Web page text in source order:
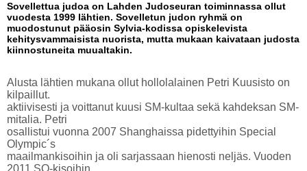
Sovellettua judoa on Lahden Judoseuran toiminnassa ollut
vuodesta 1999 lähtien. Sovelletun judon ryhmä on
muodostunut pääosin Sylvia-kodissa opiskelevista
kehitysvammaisista nuorista, mutta mukaan kaivataan judosta
kiinnostuneita muualtakin.
Alusta lähtien mukana ollut hollolalainen Petri Kuusisto on
kilpaillut.
aktiivisesti ja voittanut kuusi SM-kultaa sekä kahdeksan SM-
mitalia. Petri
osallistui vuonna 2007 Shanghaissa pidettyihin Special
Olympic´s
maailmankisoihin ja oli sarjassaan hienosti neljäs. Vuoden
2011 SO-kisoihin